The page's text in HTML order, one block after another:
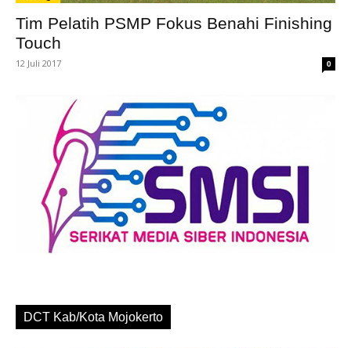
Tim Pelatih PSMP Fokus Benahi Finishing
Touch
12 Juli 2017 0
DCT Kab/Kota Mojokerto